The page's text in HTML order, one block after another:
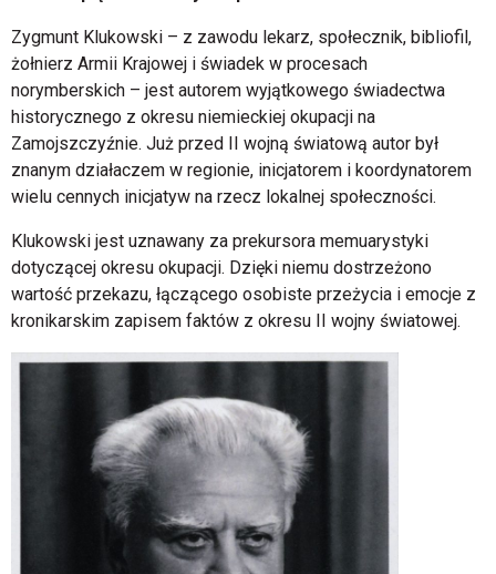
Zygmunt Klukowski – z zawodu lekarz, społecznik, bibliofil,
żołnierz Armii Krajowej i świadek w procesach
norymberskich – jest autorem wyjątkowego świadectwa
historycznego z okresu niemieckiej okupacji na
Zamojszczyźnie. Już przed II wojną światową autor był
znanym działaczem w regionie, inicjatorem i koordynatorem
wielu cennych inicjatyw na rzecz lokalnej społeczności.
Klukowski jest uznawany za prekursora memuarystyki
dotyczącej okresu okupacji. Dzięki niemu dostrzeżono
wartość przekazu, łączącego osobiste przeżycia i emocje z
kronikarskim zapisem faktów z okresu II wojny światowej.